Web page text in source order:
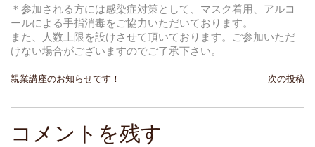
＊参加される方には感染症対策として、マスク着用、アルコ
ールによる手指消毒をご協力いただいております。
また、人数上限を設けさせて頂いております。ご参加いただ
けない場合がございますのでご了承下さい。
投
稿
ナ
親業講座のお知らせです！ 次の投稿
コメントを残す